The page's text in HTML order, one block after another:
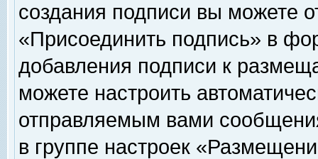
создания подписи вы можете
«Присоединить подпись» в
добавления подписи к
можете настроить
отправляемым вами
в группе настроек